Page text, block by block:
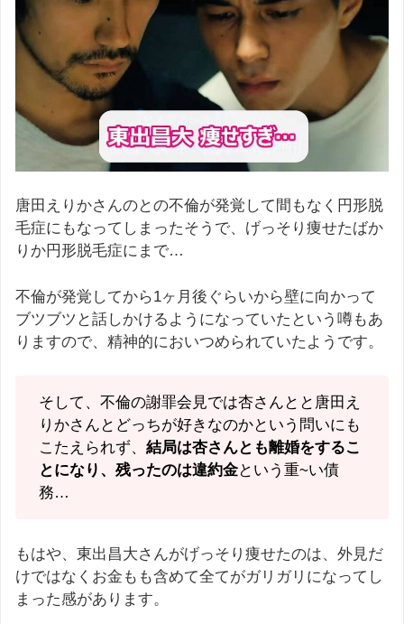
唐田えりかさんのとの不倫が発覚して間もなく円形脱
毛症にもなってしまったそうで、げっそり痩せたばか
りか円形脱毛症にまで…
不倫が発覚してから1ヶ月後ぐらいから壁に向かって
ブツブツと話しかけるようになっていたという噂もあ
りますので、精神的においつめられていたようです。
そして、不倫の謝罪会見では杏さんとと唐田え
りかさんとどっちが好きなのかという問いにも
こたえられず、 結局は杏さんとも離婚をするこ
とになり、残ったのは違約金という重~い債
務…
もはや、東出昌大さんがげっそり痩せたのは、外見だ
けではなくお金もも含めて全てがガリガリになってし
まった感があります。